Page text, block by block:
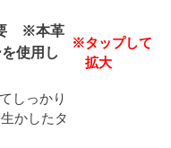
※本革
使用し
※タップして
拡大
しっかり
かしたタ